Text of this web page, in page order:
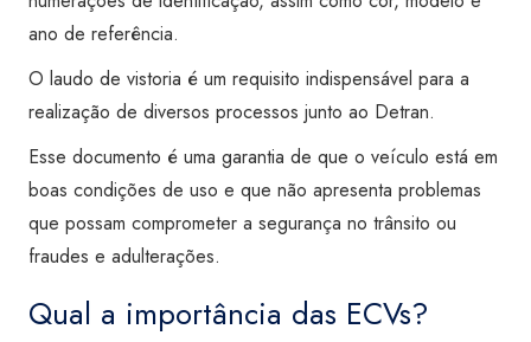
ano de referência.
O laudo de vistoria é um requisito indispensável para a
realização de diversos processos junto ao Detran.
Esse documento é uma garantia de que o veículo está em
boas condições de uso e que não apresenta problemas
que possam comprometer a segurança no trânsito ou
fraudes e adulterações.
Qual a importância das ECVs?